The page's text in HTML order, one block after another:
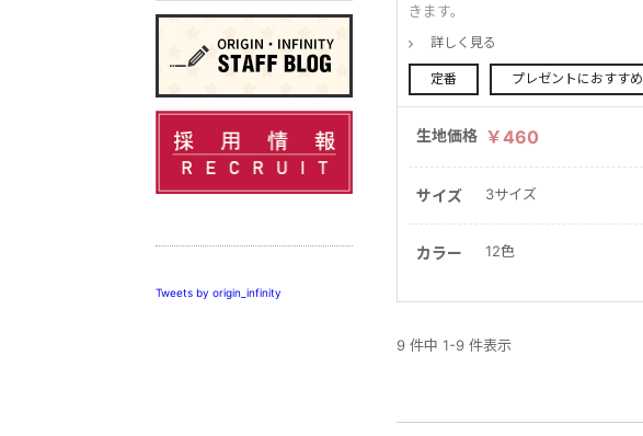
きます。
詳しく見る
定番 プレゼントにおすすめ
生地価格 ￥460
サイズ 3サイズ
カラー 12色
9 件中 1-9 件表示
Tweets by origin_infinity